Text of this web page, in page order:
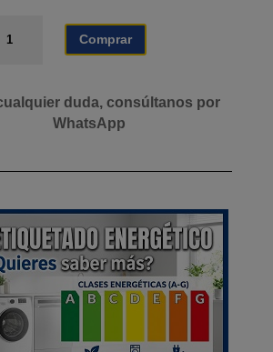
Comprar
duda, consúltanos por
WhatsApp